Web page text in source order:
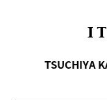
TSUCHIYA